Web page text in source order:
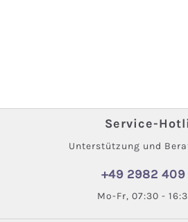
Service-
Unterstützung und
+49 2982 409
Mo-Fr, 07:30 -